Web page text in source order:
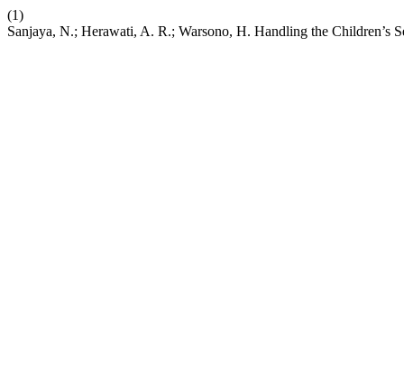
(1)
Sanjaya, N.; Herawati, A. R.; Warsono, H. Handling the Children’s